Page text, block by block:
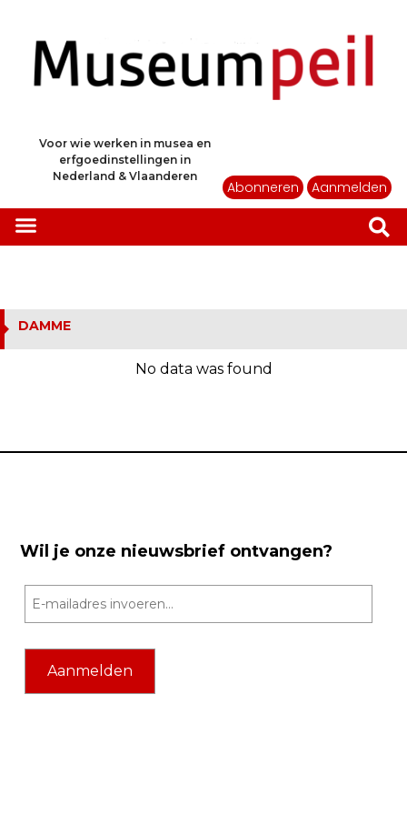
Voor wie werken in musea en
erfgoedinstellingen in
Nederland & Vlaanderen
Abonneren Aanmelden
DAMME
No data was found
Wil je onze nieuwsbrief ontvangen?